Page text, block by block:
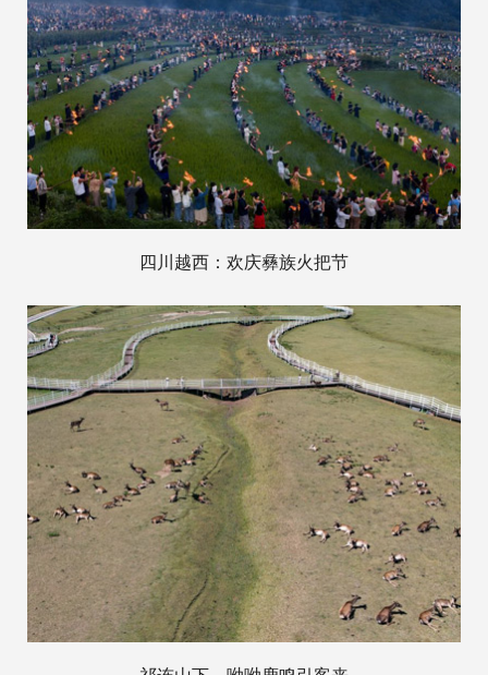
四川越西：欢庆彝族火把节